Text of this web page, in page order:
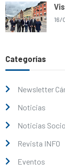
16/
Categorías
Newsletter
Noticias
Noticias
Revista INFO
Eventos